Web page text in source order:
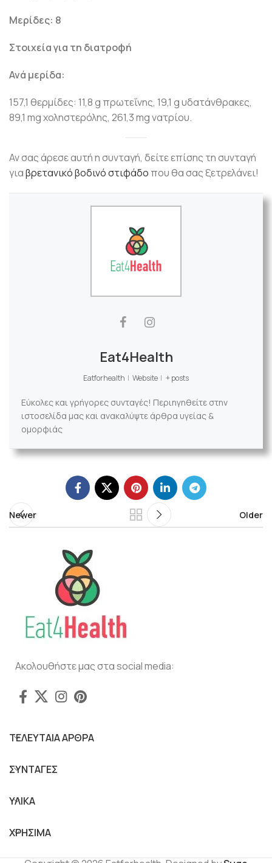
Μερίδες: 8
Στοιχεία για τη διατροφή
Ανά μερίδα:
157,1 θερμίδες: 11,8 g πρωτεΐνης, 19,1 g υδατάνθρακες,
89,1 mg χοληστερόλης, 261,3 mg νατρίου.
Αν σας άρεσε αυτή η συνταγή, δείτε επίσης τη συνταγή
γιαβρετανικό βοδινό στιφάδο που θα σας ξετρελάνει!
Eat4Health
Eatforhealth | Website | + posts
Εύκολες και γρήγορες συνταγές! Περιηγηθείτε στην
ιστοσελίδα μας και ανακαλύψτε άρθρα υγείας &
ομορφιάς
Newer Older
Ακολουθήστε μας στα social media:
ΤΕΛΕΥΤΑΙΑ ΑΡΘΡΑ
ΣΥΝΤΑΓΕΣ
ΥΛΙΚΑ
ΧΡΗΣΙΜΑ